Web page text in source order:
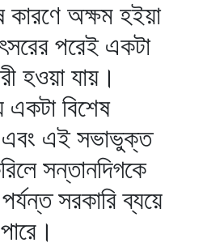
কারণে অক্ষম হইয়া
পরেই একটা
হওয়া যায়।
একটা বিশেষ
এই সভাভুক্ত
সন্তানদিগকে
সরকারি ব্যয়ে